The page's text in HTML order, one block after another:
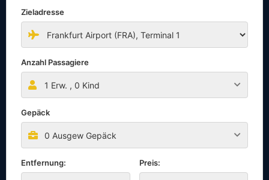
Zieladresse
Anzahl Passagiere
1 Erw. , 0 Kind
Gepäck
0 Ausgew Gepäck
Entfernung: Preis: